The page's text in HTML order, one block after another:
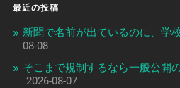
最近の投稿
新聞で名前が出ているのに、学
08-08
そこまで規制するなら一般公開
2026-08-07